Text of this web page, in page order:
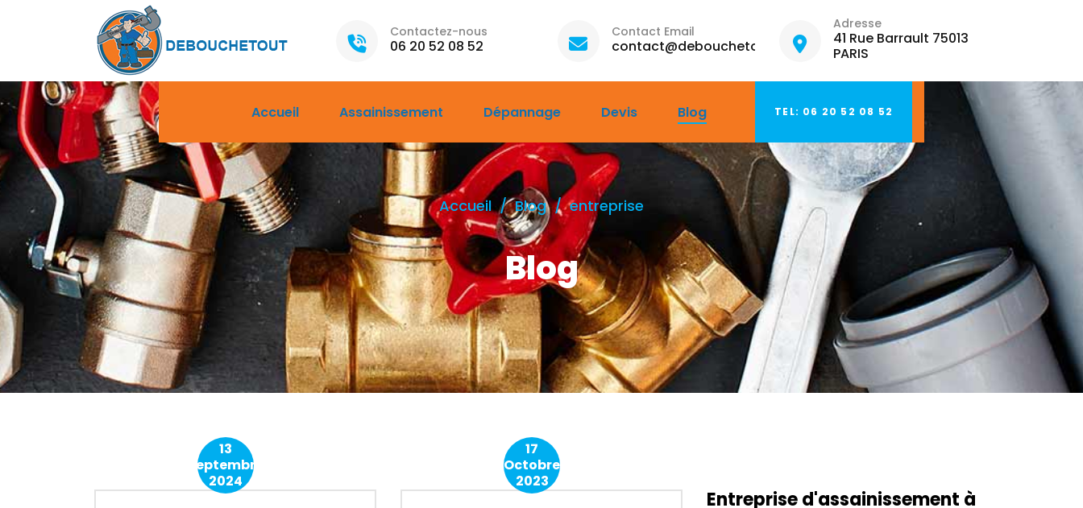
06 20 52 08 52
Contactez-nous
contact@debouchetout.fr
Contact Email
41 Rue Barrault 75013
PARIS
Adresse
Accueil Assainissement Dépannage Devis Blog TEL: 06 20 52 08 52
Blog
Accueil Blog entreprise
13
Septembre
2024
17
Octobre
2023
Entreprise d'assainissement à